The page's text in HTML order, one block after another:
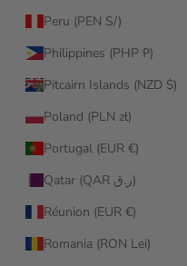
Peru (PEN S/)
Philippines (PHP ₱)
Pitcairn Islands (NZD $)
Poland (PLN zł)
Portugal (EUR €)
Qatar (QAR ر.ق)
Réunion (EUR €)
Romania (RON Lei)